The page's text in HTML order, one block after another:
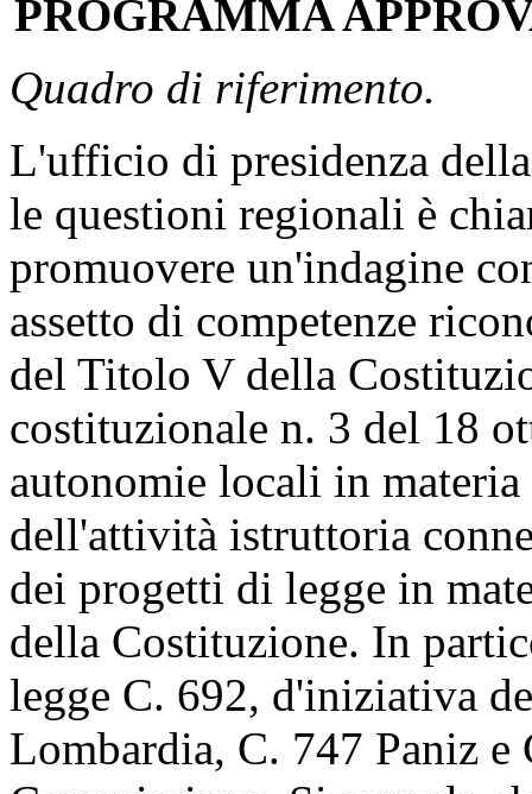
PROGRAMMA
Quadro di riferimento.
L'ufficio di presidenza
le questioni regionali è
promuovere un'indagine
assetto di competenze
del Titolo V della
costituzionale n. 3 del 18
autonomie locali in
dell'attività istruttoria
dei progetti di legge in
della Costituzione. In
legge C. 692, d'iniziativa
Lombardia, C. 747 Paniz e